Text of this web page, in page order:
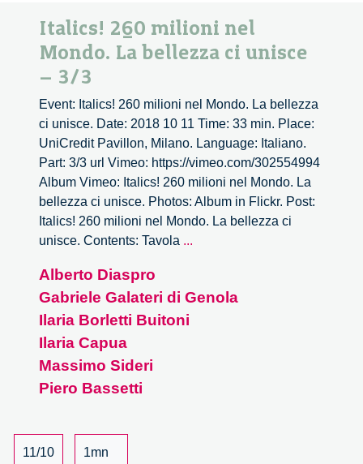
Italics! 260 milioni nel
Mondo. La bellezza ci unisce
– 3/3
Event: Italics! 260 milioni nel Mondo. La bellezza
ci unisce. Date: 2018 10 11 Time: 33 min. Place:
UniCredit Pavillon, Milano. Language: Italiano.
Part: 3/3 url Vimeo: https://vimeo.com/302554994
Album Vimeo: Italics! 260 milioni nel Mondo. La
bellezza ci unisce. Photos: Album in Flickr. Post:
Italics! 260 milioni nel Mondo. La bellezza ci
unisce. Contents: Tavola ...
nel
Alberto Diaspro
Gabriele Galateri di Genola
Ilaria Borletti Buitoni
Ilaria Capua
Massimo Sideri
Piero Bassetti
11/10
1mn